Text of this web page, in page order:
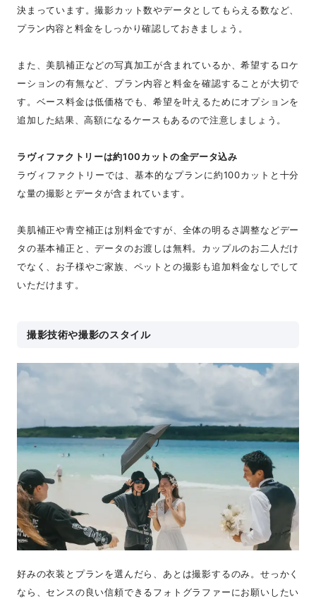
決まっています。撮影カット数やデータとしてもらえる数など、
プラン内容と料金をしっかり確認しておきましょう。
また、美肌補正などの写真加工が含まれているか、希望するロケ
ーションの有無など、プラン内容と料金を確認することが大切で
す。ベース料金は低価格でも、希望を叶えるためにオプションを
追加した結果、高額になるケースもあるので注意しましょう。
ラヴィファクトリーは約100カットの全データ込み
ラヴィファクトリーでは、基本的なプランに約100カットと十分
な量の撮影とデータが含まれています。
美肌補正や青空補正は別料金ですが、全体の明るさ調整などデー
タの基本補正と、データのお渡しは無料。カップルのお二人だけ
でなく、お子様やご家族、ペットとの撮影も追加料金なしでして
いただけます。
撮影技術や撮影のスタイル
好みの衣装とプランを選んだら、あとは撮影するのみ。せっかく
なら、センスの良い信頼できるフォトグラファーにお願いしたい